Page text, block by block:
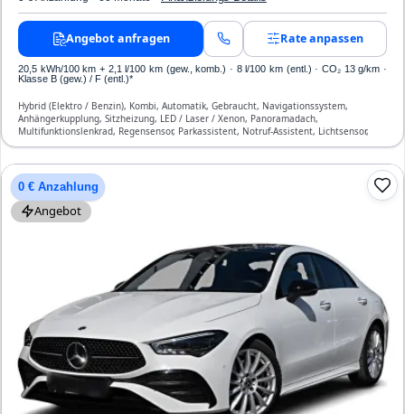
Angebot anfragen Rate anpassen
20,5 kWh/100 km + 2,1 l/100 km (gew., komb.) · 8 l/100 km (entl.) · CO₂ 13 g/km ·
Klasse B (gew.) / F (entl.)*
Hybrid (Elektro / Benzin), Kombi, Automatik, Gebraucht, Navigationssystem,
Anhängerkupplung, Sitzheizung, LED / Laser / Xenon, Panoramadach,
Multifunktionslenkrad, Regensensor, Parkassistent, Notruf-Assistent, Lichtsensor,
Start/Stopp-Automatik, Bluetooth, Freisprecheinrichtung, Verkehrszeichen-
0 € Anzahlung
Angebot